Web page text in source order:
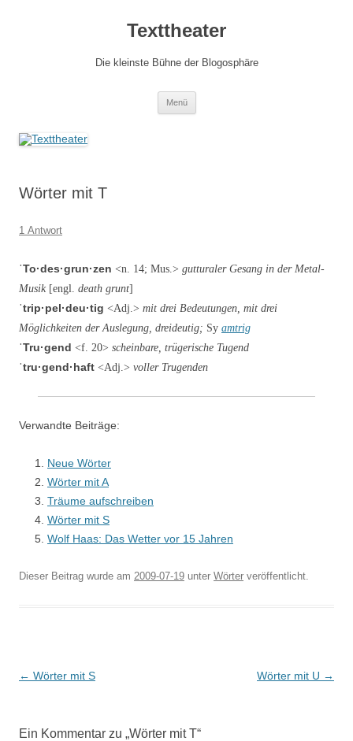
Texttheater
Die kleinste Bühne der Blogosphäre
Menü
Wörter mit T
1 Antwort
ˈTo·des·grun·zen <n. 14; Mus.> gutturaler Gesang in der Metal-
Musik[engl. death grunt]
ˈtrip·pel·deu·tig <Adj.> mit drei Bedeutungen, mit drei
Möglichkeiten der Auslegung, dreideutig; Sy amtrig
ˈTru·gend <f. 20> scheinbare, trügerische Tugend
ˈtru·gend·haft <Adj.> voller Trugenden
Verwandte Beiträge:
Neue Wörter
Wörter mit A
Träume aufschreiben
Wörter mit S
Wolf Haas: Das Wetter vor 15 Jahren
Dieser Beitrag wurde am 2009-07-19 unter Wörter veröffentlicht.
Beitragsnavigation
← Wörter mit S Wörter mit U →
Ein Kommentar zu „Wörter mit T“